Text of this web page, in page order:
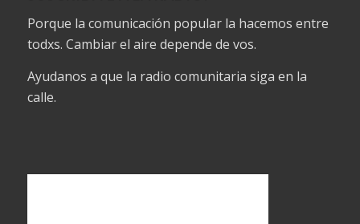
Porque la comunicación popular la hacemos entre
todxs. Cambiar el aire depende de vos.
Ayudanos a que la radio comunitaria siga en la
calle.